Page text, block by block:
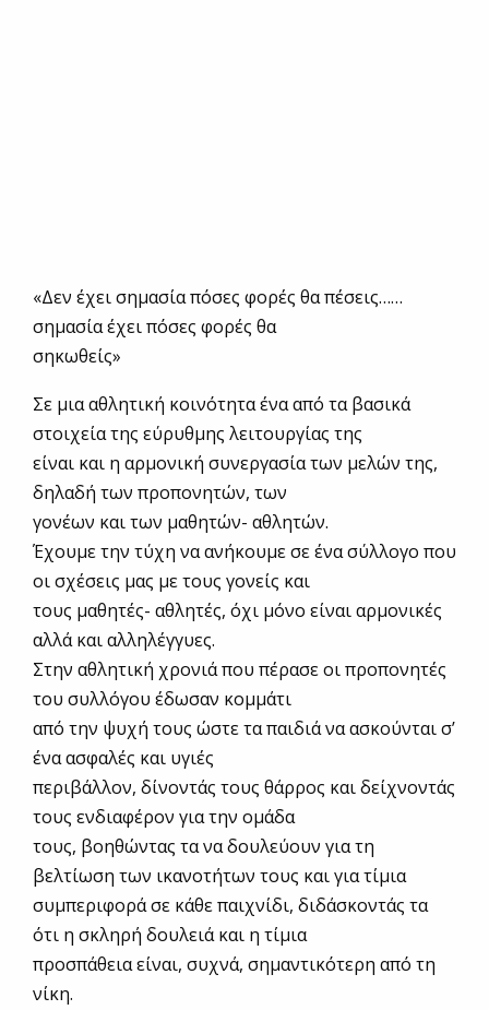
«Δεν έχει σημασία πόσες φορές θα πέσεις……
σημασία έχει πόσες φορές θα
σηκωθείς»
Σε μια αθλητική κοινότητα ένα από τα βασικά
στοιχεία της εύρυθμης λειτουργίας της
είναι και η αρμονική συνεργασία των μελών της,
δηλαδή των προπονητών, των
γονέων και των μαθητών- αθλητών.
Έχουμε την τύχη να ανήκουμε σε ένα σύλλογο που
οι σχέσεις μας με τους γονείς και
τους μαθητές- αθλητές, όχι μόνο είναι αρμονικές
αλλά και αλληλέγγυες.
Στην αθλητική χρονιά που πέρασε οι προπονητές
του συλλόγου έδωσαν κομμάτι
από την ψυχή τους ώστε τα παιδιά να ασκούνται σ’
ένα ασφαλές και υγιές
περιβάλλον, δίνοντάς τους θάρρος και δείχνοντάς
τους ενδιαφέρον για την ομάδα
τους, βοηθώντας τα να δουλεύουν για τη
βελτίωση των ικανοτήτων τους και για τίμια
συμπεριφορά σε κάθε παιχνίδι, διδάσκοντάς τα
ότι η σκληρή δουλειά και η τίμια
προσπάθεια είναι, συχνά, σημαντικότερη από τη
νίκη.